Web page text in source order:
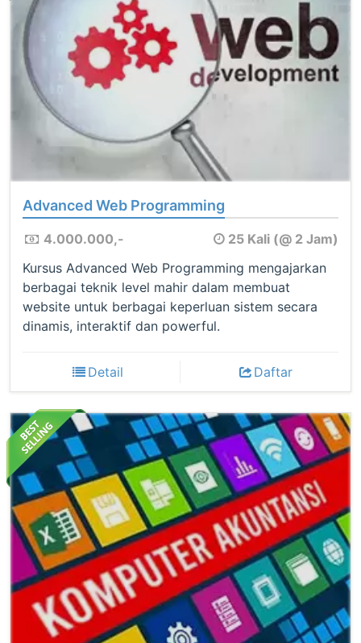
Advanced Web Programming
4.000.000,-
25 Kali (@ 2 Jam)
Kursus Advanced Web Programming mengajarkan
berbagai teknik level mahir dalam membuat
website untuk berbagai keperluan sistem secara
dinamis, interaktif dan powerful.
Detail Daftar